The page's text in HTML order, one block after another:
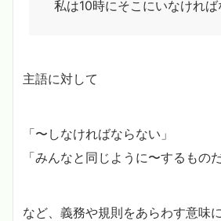
私は10時にそこにいなければ
主語に対して
「〜しなければならない」
「みんなと同じように〜するものだ
など、義務や規則をあらわす意味